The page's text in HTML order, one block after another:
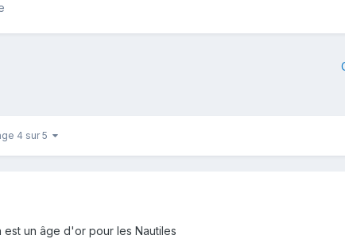
4 sur 5
un âge d'or pour les Nautiles